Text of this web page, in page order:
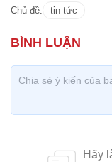
Chủ đề: tin tức